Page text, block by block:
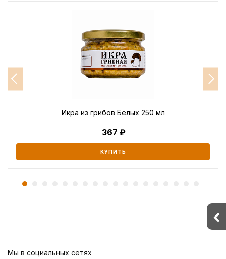
Икра из грибов Белых 250 мл
367
КУПИТЬ
Мы в социальных сетях